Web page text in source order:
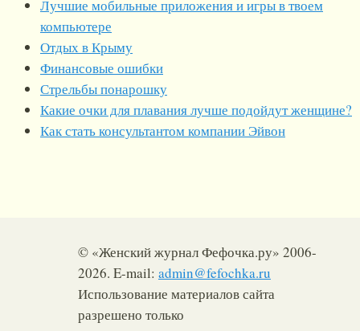
Лучшие мобильные приложения и игры в твоем
компьютере
Отдых в Крыму
Финансовые ошибки
Стрельбы понарошку
Какие очки для плавания лучше подойдут женщине?
Как стать консультантом компании Эйвон
© «Женский журнал Фефочка.ру» 2006-
2026. E-mail: admin@fefochka.ru
Использование материалов сайта
разрешено только